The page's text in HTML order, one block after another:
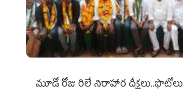
మూడో రోజు రిలే నిరాహార దీక్షలు..ఫొటోలు